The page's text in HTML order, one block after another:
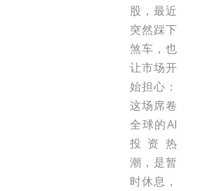
股，最近
突然踩下
煞车，也
让市场开
始担心：
这场席卷
全球的AI
投资热
潮，是暂
时休息，